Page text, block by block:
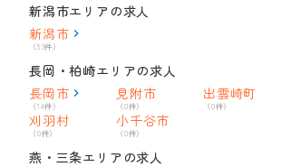
新潟市エリアの求人
新潟市
（53件）
長岡・柏崎エリアの求人
長岡市
（14件）
見附市
（0件）
出雲崎町
（0件）
刈羽村
（0件）
小千谷市
（0件）
燕・三条エリアの求人